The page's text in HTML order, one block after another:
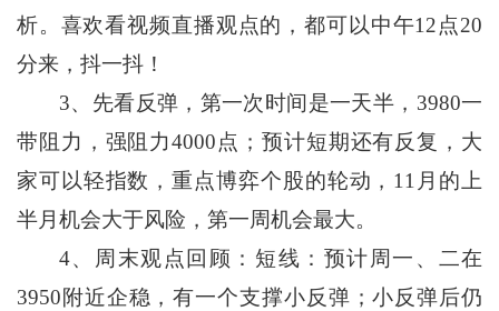
析。喜欢看视频直播观点的，都可以中午12点20
分来，抖一抖！
3、先看反弹，第一次时间是一天半，3980一
带阻力，强阻力4000点；预计短期还有反复，大
家可以轻指数，重点博弈个股的轮动，11月的上
半月机会大于风险，第一周机会最大。
4、周末观点回顾：短线：预计周一、二在
3950附近企稳，有一个支撑小反弹；小反弹后仍